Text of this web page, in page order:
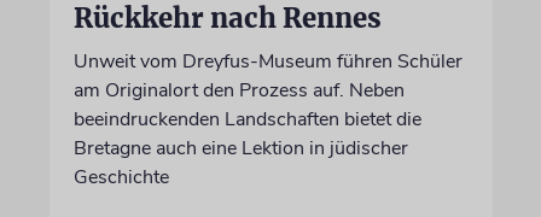
Rückkehr nach Rennes
Unweit vom Dreyfus-Museum führen Schüler
am Originalort den Prozess auf. Neben
beeindruckenden Landschaften bietet die
Bretagne auch eine Lektion in jüdischer
Geschichte